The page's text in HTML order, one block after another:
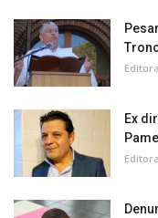
Editora
Ex
Editora